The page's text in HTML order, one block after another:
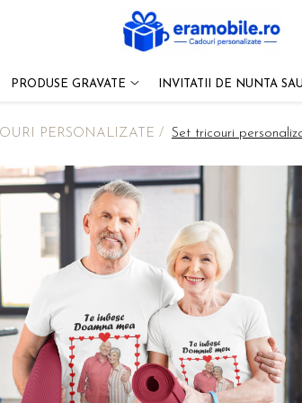
PRODUSE GRAVATE INVITATII DE NUNTA
PERSONALIZATE / Set tricouri